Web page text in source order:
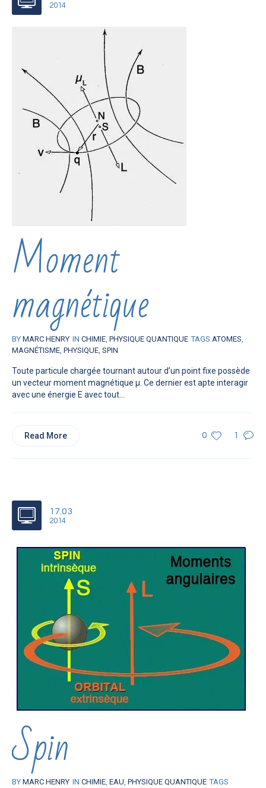
2014
Moment
magnétique
BY MARC HENRY IN CHIMIE, PHYSIQUE QUANTIQUE TAGS ATOMES,
MAGNÉTISME, PHYSIQUE, SPIN
Toute particule chargée tournant autour d’un point fixe possède
un vecteur moment magnétique µ. Ce dernier est apte interagir
avec une énergie E avec tout...
0 1
Read More
17.03
2014
Spin
BY MARC HENRY IN CHIMIE, EAU, PHYSIQUE QUANTIQUE TAGS